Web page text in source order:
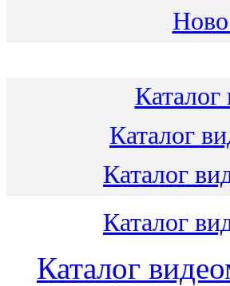
Каталог
Каталог
Каталог
Каталог